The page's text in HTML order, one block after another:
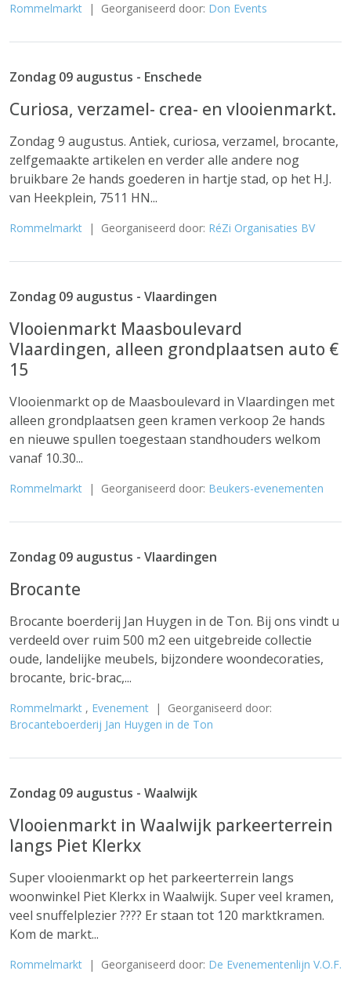
Rommelmarkt | Georganiseerd door: Don Events
Zondag 09 augustus - Enschede
Curiosa, verzamel- crea- en vlooienmarkt.
Zondag 9 augustus. Antiek, curiosa, verzamel, brocante,
zelfgemaakte artikelen en verder alle andere nog
bruikbare 2e hands goederen in hartje stad, op het H.J.
van Heekplein, 7511 HN...
Rommelmarkt | Georganiseerd door: RéZi Organisaties BV
Zondag 09 augustus - Vlaardingen
Vlooienmarkt Maasboulevard
Vlaardingen, alleen grondplaatsen auto €
15
Vlooienmarkt op de Maasboulevard in Vlaardingen met
alleen grondplaatsen geen kramen verkoop 2e hands
en nieuwe spullen toegestaan standhouders welkom
vanaf 10.30...
Rommelmarkt | Georganiseerd door: Beukers-evenementen
Zondag 09 augustus - Vlaardingen
Brocante
Brocante boerderij Jan Huygen in de Ton. Bij ons vindt u
verdeeld over ruim 500 m2 een uitgebreide collectie
oude, landelijke meubels, bijzondere woondecoraties,
brocante, bric-brac,...
Rommelmarkt , Evenement | Georganiseerd door:
Brocanteboerderij Jan Huygen in de Ton
Zondag 09 augustus - Waalwijk
Vlooienmarkt in Waalwijk parkeerterrein
langs Piet Klerkx
Super vlooienmarkt op het parkeerterrein langs
woonwinkel Piet Klerkx in Waalwijk. Super veel kramen,
veel snuffelplezier ???? Er staan tot 120 marktkramen.
Kom de markt...
Rommelmarkt | Georganiseerd door: De Evenementenlijn V.O.F.